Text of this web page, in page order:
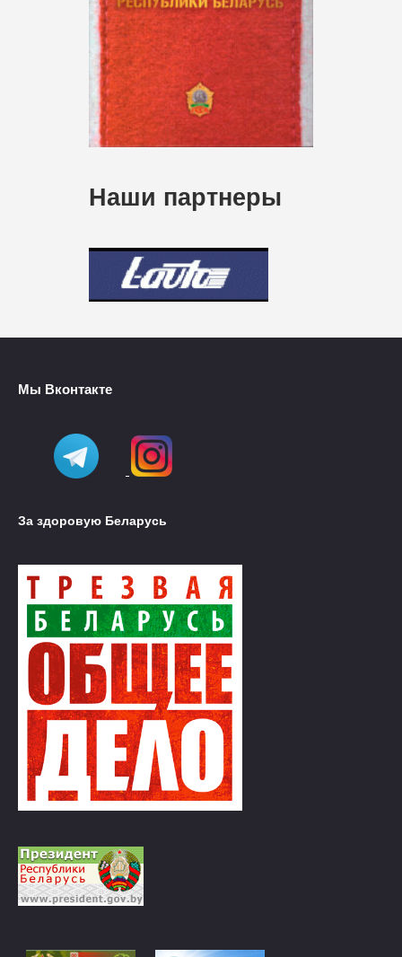
Наши партнеры
Мы Вконтакте
За здоровую Беларусь